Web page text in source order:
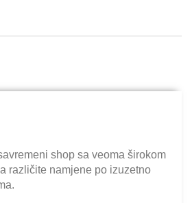
shop sa veoma širokom
različite namjene po izuzetno